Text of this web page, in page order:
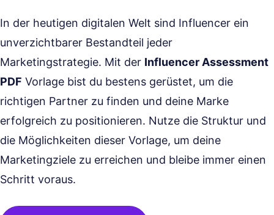
In der heutigen digitalen Welt sind Influencer ein
unverzichtbarer Bestandteil jeder
Marketingstrategie. Mit der Influencer Assessment
PDF Vorlage bist du bestens gerüstet, um die
richtigen Partner zu finden und deine Marke
erfolgreich zu positionieren. Nutze die Struktur und
die Möglichkeiten dieser Vorlage, um deine
Marketingziele zu erreichen und bleibe immer einen
Schritt voraus.